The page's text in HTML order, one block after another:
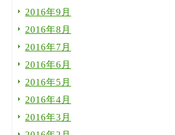
2016年9月
2016年8月
2016年7月
2016年6月
2016年5月
2016年4月
2016年3月